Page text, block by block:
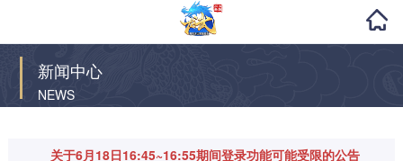
新闻中心
NEWS
关于6月18日16:45~16:55期间登录功能可能受限的公告